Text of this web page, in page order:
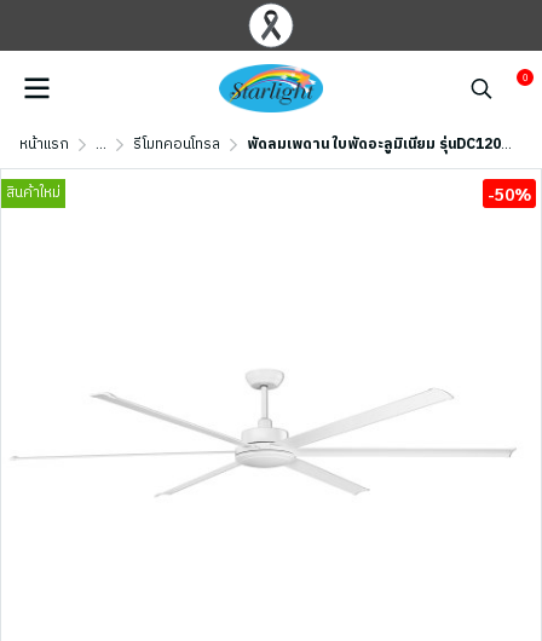
0
หน้าแรก ... รีโมทคอนโทรล พัดลมเพดาน ใบพัดอะลูมิเนียม รุ่นDC120-6014-NWH ขนาด 120 นิ้ว สีขาว
สินค้าใหม่ -50%